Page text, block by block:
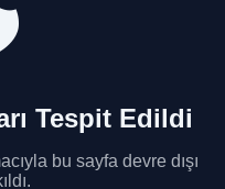
Tespit Edildi
bu sayfa devre dışı